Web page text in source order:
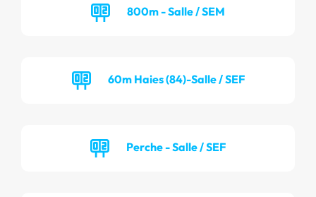
800m - Salle / SEM
60m Haies (84)-Salle / SEF
Perche - Salle / SEF